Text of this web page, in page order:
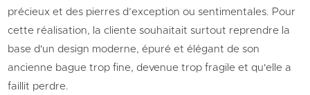
précieux et des pierres d’exception ou sentimentales. Pour
cette réalisation, la cliente souhaitait surtout reprendre la
base d'un design moderne, épuré et élégant de son
ancienne bague trop fine, devenue trop fragile et qu'elle a
faillit perdre.